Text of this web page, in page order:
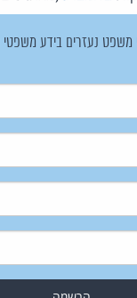
משפט נעזרים בידע משפטי